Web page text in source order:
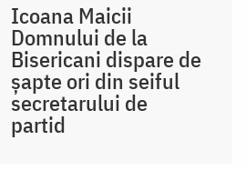
Icoana Maicii
Domnului de la
Bisericani dispare de
șapte ori din seiful
secretarului de
partid